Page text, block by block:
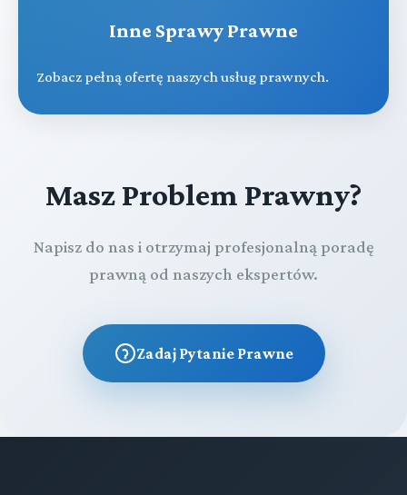
Inne Sprawy Prawne
Zobacz pełną ofertę naszych usług prawnych.
Masz Problem Prawny?
Napisz do nas i otrzymaj profesjonalną poradę
prawną od naszych ekspertów.
Zadaj Pytanie Prawne